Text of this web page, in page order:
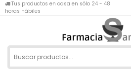
Tus productos en casa en sólo 24 - 48
horas hábiles